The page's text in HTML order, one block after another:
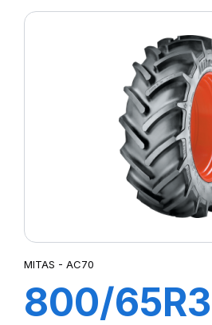
TI 20
TR09
MITAS - AC70
800/